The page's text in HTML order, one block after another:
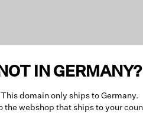
NOT IN GERMANY?
This domain only ships to Germany.
the webshop that ships to your